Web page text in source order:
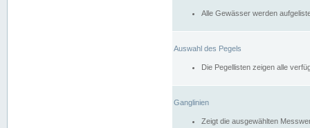
Alle Gewässer werden
Auswahl des Pegels
Die Pegellisten zeigen alle
Ganglinien
Zeigt die ausgewählten